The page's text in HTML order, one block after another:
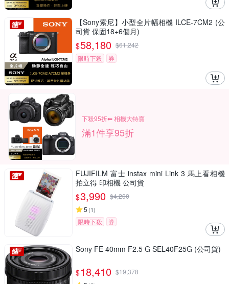
【Sony索尼】小型全片幅相機 ILCE-7CM2 (公
司貨 保固18+6個月)
$58,180 $61,242
限時下殺
券
下殺95折⬅︎ 相機大特賣
滿1件享95折
FUJIFILM 富士 instax mini Link 3 馬上看相機
拍立得 印相機 公司貨
$3,990 $4,200
5 (1)
限時下殺 券
Sony FE 40mm F2.5 G SEL40F25G (公司貨)
$18,410 $19,378